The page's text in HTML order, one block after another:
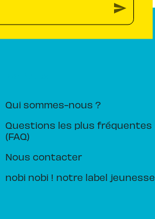
send
Qui sommes-nous ?
Questions les plus fréquentes
(FAQ)
Nous contacter
nobi nobi ! notre label jeunesse